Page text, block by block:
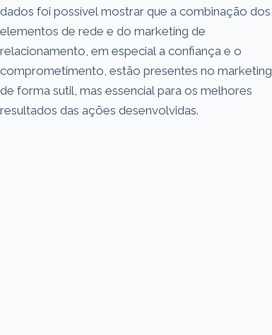
dados foi possível mostrar que a combinação dos
elementos de rede e do marketing de
relacionamento, em especial a confiança e o
comprometimento, estão presentes no marketing
de forma sutil, mas essencial para os melhores
resultados das ações desenvolvidas.